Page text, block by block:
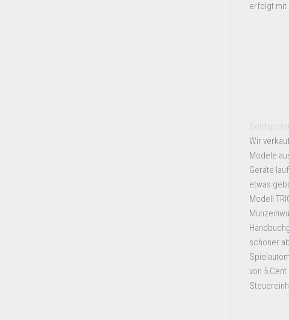
erfolgt mit
Wir
Modele
Geräte
etwas
Modell
schöner
von 5